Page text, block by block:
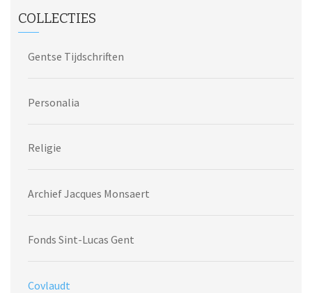
COLLECTIES
Gentse Tijdschriften
Personalia
Religie
Archief Jacques Monsaert
Fonds Sint-Lucas Gent
Covlaudt